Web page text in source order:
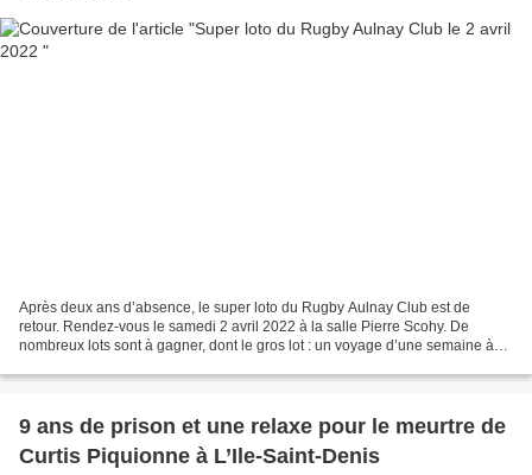
Après deux ans d’absence, le super loto du Rugby Aulnay Club est de
retour. Rendez-vous le samedi 2 avril 2022 à la salle Pierre Scohy. De
nombreux lots sont à gagner, dont le gros lot : un voyage d’une semaine à
9 ans de prison et une relaxe pour le meurtre de
Curtis Piquionne à L’Ile-Saint-Denis